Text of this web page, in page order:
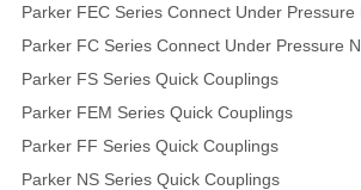
Parker FEC Series Connect Under Pressure
Parker FC Series Connect Under Pressure
Parker FS Series Quick Couplings
Parker FEM Series Quick Couplings
Parker FF Series Quick Couplings
Parker NS Series Quick Couplings